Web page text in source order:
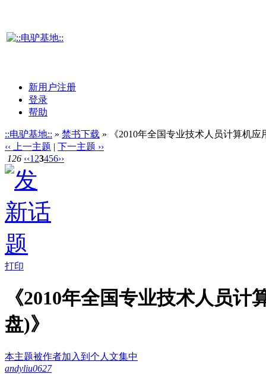
新用户注册
登录
帮助
::电驴基地:: » 禁书下载 » 《2010年全国专业技术人员计算机
‹‹ 上一主题 | 下一主题 ››
126 ‹‹1 23456››
打印
《2010年全国专业技术人员
盘)》
本主题被作者加入到个人文集中
andyliu0627